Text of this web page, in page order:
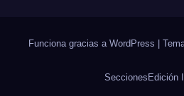
Funciona gracias a WordPress |
Secciones Edición